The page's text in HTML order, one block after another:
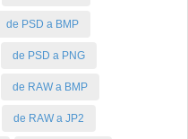
de PSD a BMP
de PSD a PNG
de RAW a BMP
de RAW a JP2